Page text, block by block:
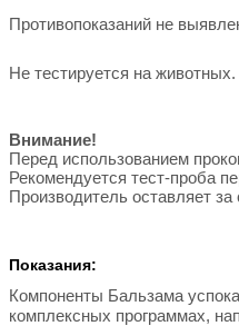
Противопоказаний не
Не тестируется на животных.
Внимание!
Перед использованием
Рекомендуется тест-проба
Производитель оставляет
Показания:
Компоненты Бальзама
комплексных программах,